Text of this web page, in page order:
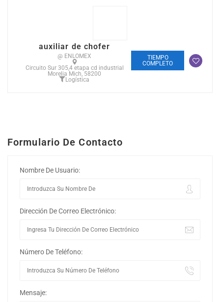
auxiliar de chofer
@ ENLOMEX
Circuito Sur 305,4 etapa cd industrial
Morelia Mich, 58200
Logística
TIEMPO
COMPLETO
Formulario De Contacto
Nombre De Usuario:
Dirección De Correo Electrónico:
Número De Teléfono:
Mensaje: